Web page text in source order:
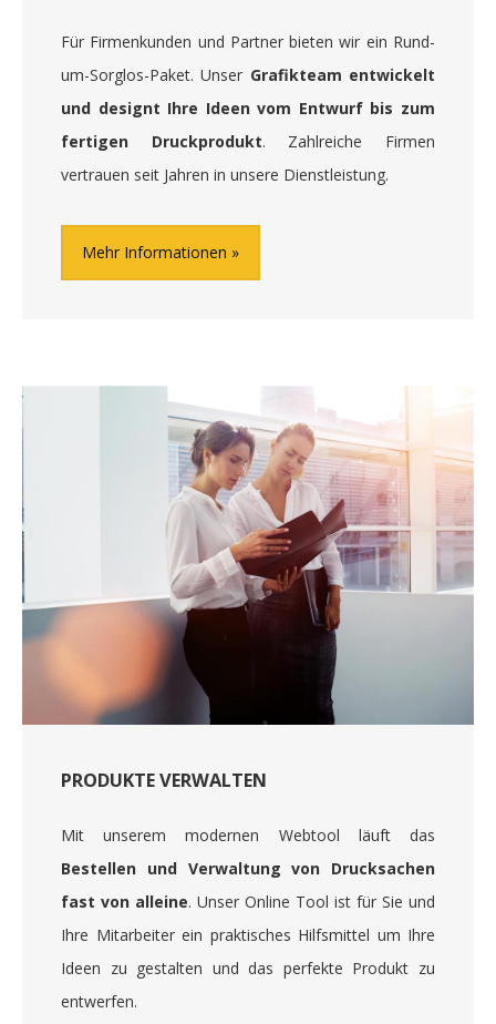
Für Firmenkunden und Partner bieten wir ein Rund-
um-Sorglos-Paket. Unser Grafikteam entwickelt
und designt Ihre Ideen vom Entwurf bis zum
fertigen Druckprodukt. Zahlreiche Firmen
vertrauen seit Jahren in unsere Dienstleistung.
Mehr Informationen
PRODUKTE VERWALTEN
Mit unserem modernen Webtool läuft das
Bestellen und Verwaltung von Drucksachen
fast von alleine. Unser Online Tool ist für Sie und
Ihre Mitarbeiter ein praktisches Hilfsmittel um Ihre
Ideen zu gestalten und das perfekte Produkt zu
entwerfen.